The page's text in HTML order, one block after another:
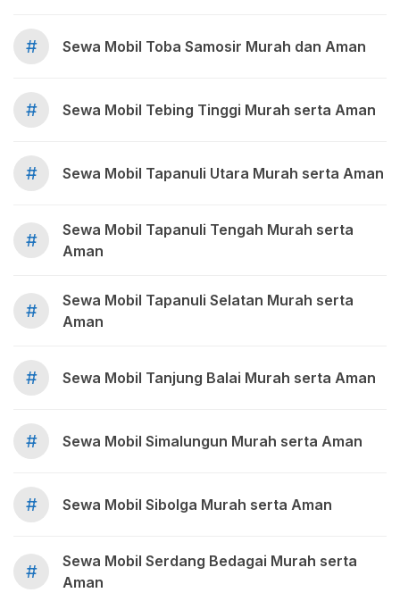
# Sewa Mobil Toba Samosir Murah dan Aman
# Sewa Mobil Tebing Tinggi Murah serta Aman
# Sewa Mobil Tapanuli Utara Murah serta Aman
#
Sewa Mobil Tapanuli Tengah Murah serta
Aman
#
Sewa Mobil Tapanuli Selatan Murah serta
Aman
# Sewa Mobil Tanjung Balai Murah serta Aman
# Sewa Mobil Simalungun Murah serta Aman
# Sewa Mobil Sibolga Murah serta Aman
#
Sewa Mobil Serdang Bedagai Murah serta
Aman